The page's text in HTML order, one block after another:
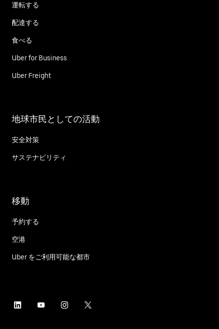
運転する
配達する
食べる
Uber for Business
Uber Freight
地球市民としての活動
安全対策
サステナビリティ
移動
予約する
空港
Uber をご利用可能な都市